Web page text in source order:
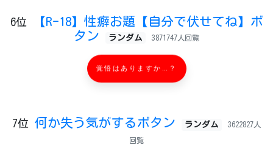
6位
【R-18】性癖お題【自分で伏せてね】ボ
タン
ランダム 3871747人回覧
覚悟はありますか…？
7位 何か失う気がするボタン ランダム 3622827人
回覧